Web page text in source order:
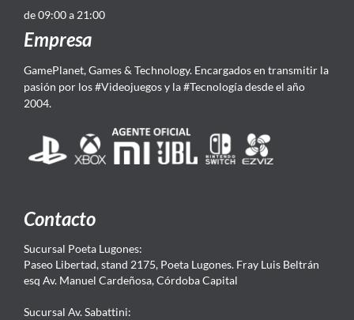
de 09:00 a 21:00
Empresa
GamePlanet, Games & Technology. Encargados en transmitir la
pasión por los #Videojuegos y la #Tecnología desde el año
2004.
Contacto
Sucursal Poeta Lugones:
Paseo Libertad, stand 2175, Poeta Lugones. Fray Luis Beltrán
esq Av. Manuel Cardeñosa, Córdoba Capital
Sucursal Av. Sabattini: